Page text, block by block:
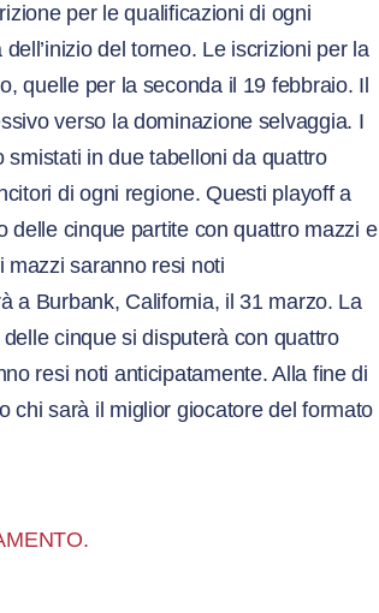
per le qualificazioni di ogni
del torneo. Le iscrizioni per la
quelle per la seconda il 19 febbraio. Il
verso la dominazione selvaggia. I
in due tabelloni da quattro
di ogni regione. Questi playoff a
delle cinque partite con quattro mazzi e
mazzi saranno resi noti
a Burbank, California, il 31 marzo. La
cinque si disputerà con quattro
resi noti anticipatamente. Alla fine di
chi sarà il miglior giocatore del formato